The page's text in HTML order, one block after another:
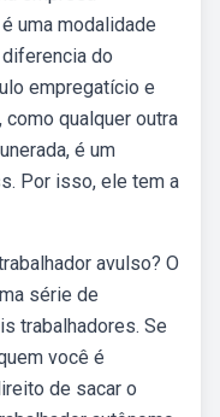
uma modalidade
do
empregatício e
como qualquer outra
é um
Por isso, ele tem a
avulso? O
série de
trabalhadores. Se
você é
de sacar o